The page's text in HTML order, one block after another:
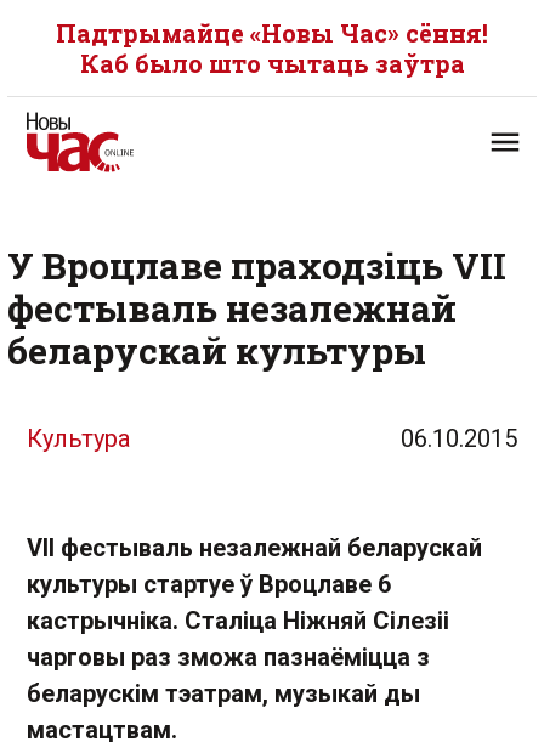
Падтрымайце «Новы Час» сёння!
Каб было што чытаць заўтра
У Вроцлаве праходзіць VII
фестываль незалежнай
беларускай культуры
Культура 06.10.2015
VII фестываль незалежнай беларускай
культуры стартуе ў Вроцлаве 6
кастрычніка. Сталіца Ніжняй Сілезіі
чарговы раз зможа пазнаёміцца з
беларускім тэатрам, музыкай ды
мастацтвам.